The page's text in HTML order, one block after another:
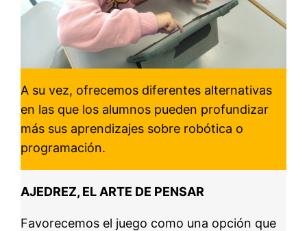
A su vez, ofrecemos diferentes alternativas
en las que los alumnos pueden profundizar
más sus aprendizajes sobre robótica o
programación.
AJEDREZ, EL ARTE DE PENSAR
Favorecemos el juego como una opción que